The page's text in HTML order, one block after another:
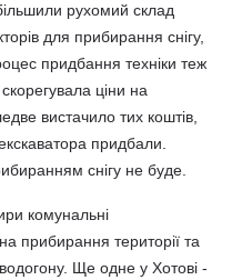
рухомий склад
для прибирання снігу,
придбання техніки теж
ціни на
вистачило тих коштів,
придбали.
снігу не буде.
комунальні
прибирання території та
Ще одне у Хотові -